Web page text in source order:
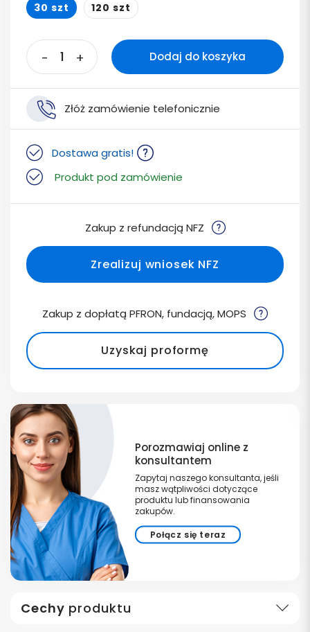
30 szt 120 szt
- + Dodaj do koszyka
Złóż zamówienie telefonicznie
Dostawa gratis!
Produkt pod zamówienie
Zakup z refundacją NFZ
Zrealizuj wniosek NFZ
Zakup z dopłatą PFRON, fundacją, MOPS
Uzyskaj proformę
Porozmawiaj online z
konsultantem
Zapytaj naszego konsultanta, jeśli
masz wątpliwości dotyczące
produktu lub finansowania
zakupów.
Połącz się teraz
Cechy produktu